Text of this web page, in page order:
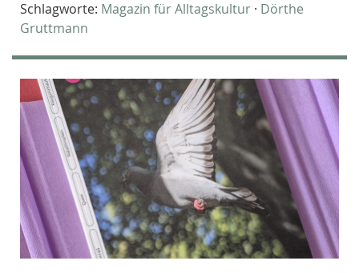
Schlagworte: Magazin für Alltagskultur · Dörthe
Gruttmann